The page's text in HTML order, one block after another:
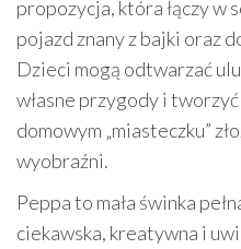
propozycja, która łączy w
pojazd znany z bajki oraz
Dzieci mogą odtwarzać
własne przygody i
domowym „miasteczku”
wyobraźni.
Peppa to mała świnka
ciekawska, kreatywna i